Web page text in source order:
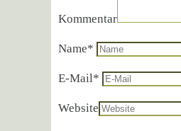
Kommentar
Name*
E-Mail*
Website